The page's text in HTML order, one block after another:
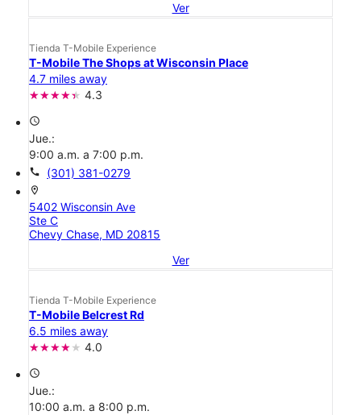
Ver
Tienda T-Mobile Experience
T-Mobile The Shops at Wisconsin Place
4.7 miles away
4.3
access_time
Jue.:
9:00 a.m. a 7:00 p.m.
call (301) 381-0279
location_on
5402 Wisconsin Ave
Ste C
Chevy Chase, MD 20815
Ver
Tienda T-Mobile Experience
T-Mobile Belcrest Rd
6.5 miles away
4.0
access_time
Jue.:
10:00 a.m. a 8:00 p.m.